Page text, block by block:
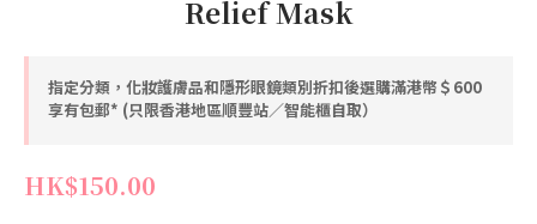
Relief Mask
指定分類，化妝護膚品和隱形眼鏡類別折扣後選購滿港幣＄600
享有包郵* (只限香港地區順豐站／智能櫃自取）
HK$150.00